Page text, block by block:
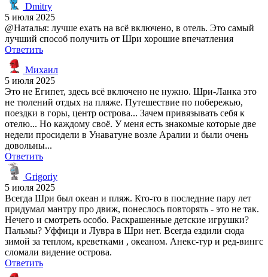
Dmitry
5 июля 2025
@Наталья: лучше ехать на всё включено, в отель. Это самый
лучший способ получить от Шри хорошие впечатления
Ответить
Михаил
5 июля 2025
Это не Египет, здесь всё включено не нужно. Шри-Ланка это
не тюлений отдых на пляже. Путешествие по побережью,
поездки в горы, центр острова... Зачем привязывать себя к
отелю... Но каждому своё. У меня есть знакомые которые две
недели просидели в Унаватуне возле Аралии и были очень
довольны...
Ответить
Grigoriy
5 июля 2025
Всегда Шри был океан и пляж. Кто-то в последние пару лет
придумал мантру про движ, понеслось повторять - это не так.
Нечего и смотреть особо. Раскрашенные детские игрушки?
Пальмы? Уффици и Лувра в Шри нет. Всегда ездили сюда
зимой за теплом, креветками , океаном. Анекс-тур и ред-вингс
сломали видение острова.
Ответить